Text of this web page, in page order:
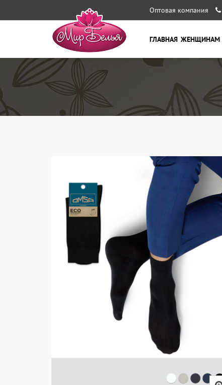
Оптовая компания
ГЛАВНАЯ ЖЕНЩИНАМ